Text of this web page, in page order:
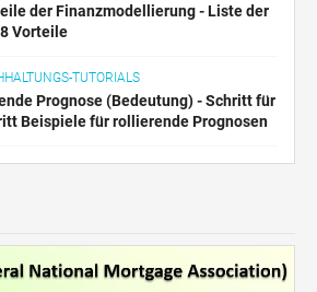
der Finanzmodellierung - Liste der
Vorteile
TUTORIALS
Prognose (Bedeutung) - Schritt für
Beispiele für rollierende Prognosen